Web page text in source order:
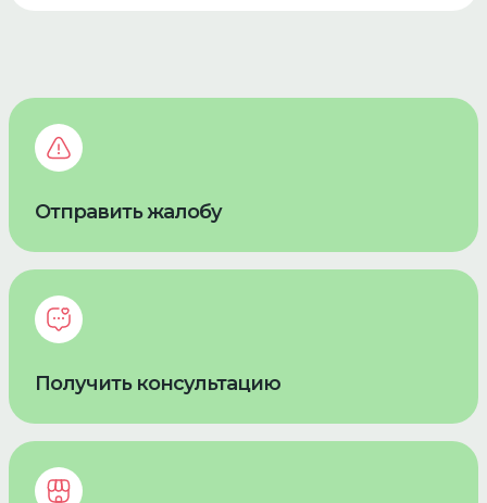
Отправить жалобу
Получить консультацию